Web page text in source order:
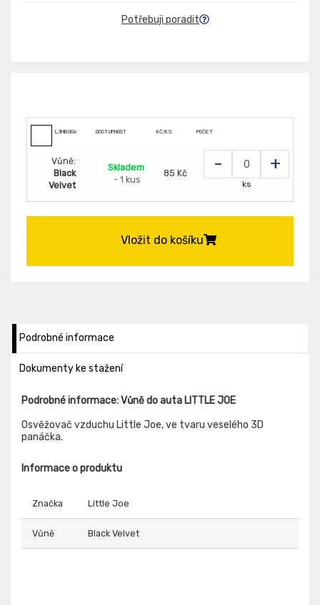
Potřebuji poradit
LJMB006 DOSTUPNOST KČ/KS: POČET
Vůně:
Black
Velvet
Skladem
- 1 kus
85 Kč - +
ks
Vložit do košíku
Podrobné informace
Dokumenty ke stažení
Podrobné informace: Vůně do auta LITTLE JOE
Osvěžovač vzduchu Little Joe, ve tvaru veselého 3D
panáčka.
Informace o produktu
Značka Little Joe
Vůně Black Velvet